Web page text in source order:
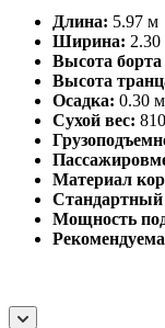
Длина: 5.97 м
Ширина:
Высота
Высота
Осадка: 0.30 м
Сухой вес:
Материал
Стандартный
Мощность